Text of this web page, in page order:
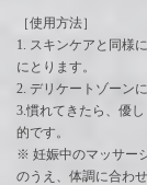
［使用方法］
1. スキンケアと同様
にとります。
2. デリケートゾーン
3.慣れてきたら、優
的です。
※ 妊娠中のマッサー
のうえ、体調に合わ